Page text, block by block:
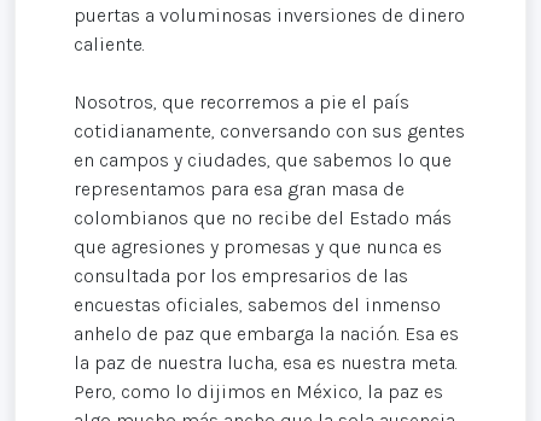
puertas a voluminosas inversiones de dinero
caliente.
Nosotros, que recorremos a pie el país
cotidianamente, conversando con sus gentes
en campos y ciudades, que sabemos lo que
representamos para esa gran masa de
colombianos que no recibe del Estado más
que agresiones y promesas y que nunca es
consultada por los empresarios de las
encuestas oficiales, sabemos del inmenso
anhelo de paz que embarga la nación. Esa es
la paz de nuestra lucha, esa es nuestra meta.
Pero, como lo dijimos en México, la paz es